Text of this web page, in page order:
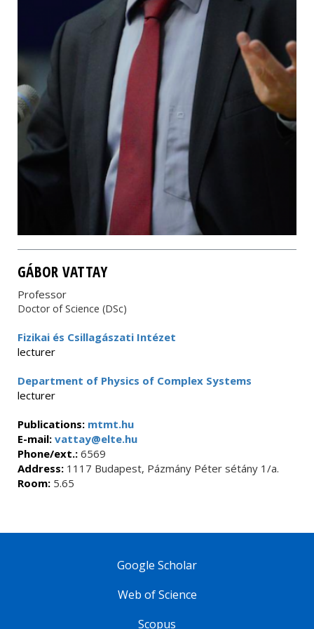
GÁBOR VATTAY
Professor
Doctor of Science (DSc)
Fizikai és Csillagászati Intézet
lecturer
Department of Physics of Complex Systems
lecturer
Publications: mtmt.hu
E-mail: vattay@elte.hu
Phone/ext.: 6569
Address: 1117 Budapest, Pázmány Péter sétány 1/a.
Room: 5.65
Google Scholar
Web of Science
Scopus